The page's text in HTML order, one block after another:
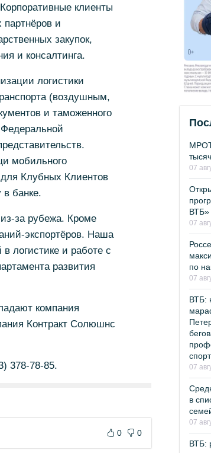
клиенты
и
закупок,
и консалтинга.
логистики
(воздушным,
и таможенного
мобильного
Клубных Клиентов
банке.
за рубежа. Кроме
экспортёров. Наша
логистике и работе с
развития
компания
Контракт Солюшнс
378-78-85.
0 0
МРОТ
07
ВТБ»
07
по
07
ВТБ:
07
в
07
ВТБ: